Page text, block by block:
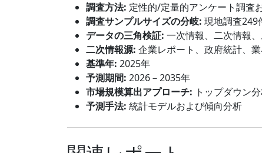
調査方法: 定性的/定量的アンケート調査
調査サンプルサイズの分岐: 現地調査249
データの三角検証: 一次情報、二次情報
二次情報源: 企業レポート、政府統計、
基準年: 2025年
予測期間: 2026－2035年
市場規模算出アプローチ: トップダウン
予測手法: 統計モデルおよび傾向分析